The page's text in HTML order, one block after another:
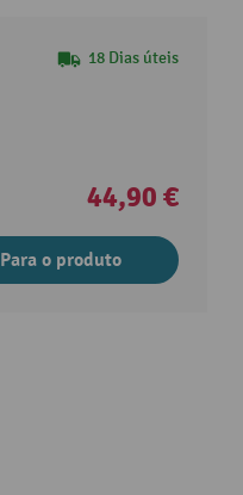
18 Dias úteis
44,90 €
Para o produto